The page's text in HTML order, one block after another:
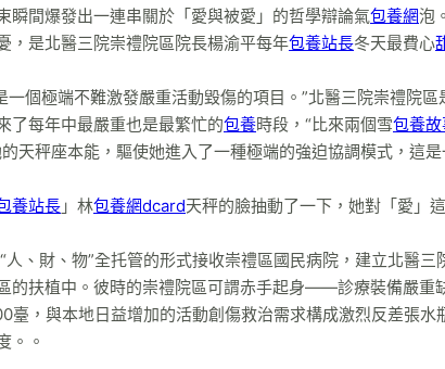
瞬間爆發出一連串關於「愛與被愛」的哲學辯論氣包養網泡
，是北醫三院崇禮院區院長楊渝平每年包養站長冬天最費心
一個極端不難激發嚴重活動毀傷的項目。”北醫三院崇禮院
了每年中最嚴重也是最繁忙的包養時段，“比來兩個雪包養
天秤座本能，驅使她進入了一種極端的強迫協調模式，這是
養站長 」林包養網dcard天秤的臉抽動了一下，她對「愛」
、財、物”全托管的形式接收崇禮區國民病院，建立北醫三
的扶植中。彼時的崇禮院區可謂赤手起身——診療裝備嚴重
，與本地日益增加的活動創傷救治需求構成激烈反差張水
。。